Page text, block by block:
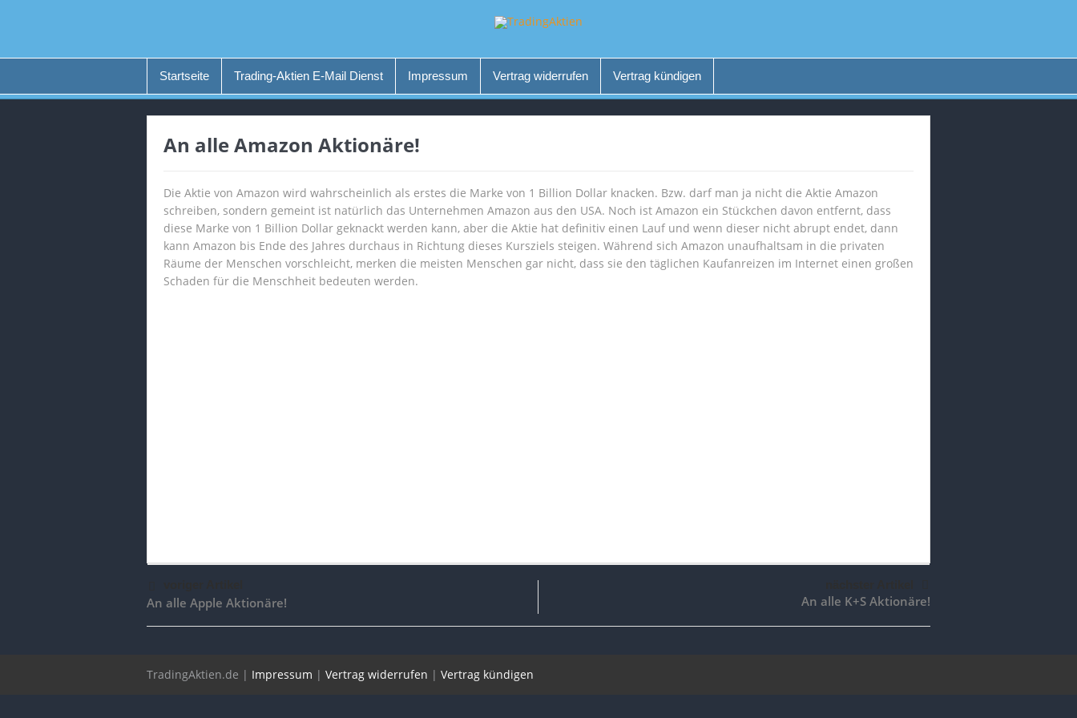
Startseite Trading-Aktien E-Mail Dienst Impressum Vertrag widerrufen Vertrag kündigen
An alle Amazon Aktionäre!
Die Aktie von Amazon wird wahrscheinlich als erstes die Marke von 1 Billion Dollar knacken. Bzw. darf man ja nicht die Aktie Amazon
schreiben, sondern gemeint ist natürlich das Unternehmen Amazon aus den USA. Noch ist Amazon ein Stückchen davon entfernt, dass
diese Marke von 1 Billion Dollar geknackt werden kann, aber die Aktie hat definitiv einen Lauf und wenn dieser nicht abrupt endet, dann
kann Amazon bis Ende des Jahres durchaus in Richtung dieses Kursziels steigen. Während sich Amazon unaufhaltsam in die privaten
Räume der Menschen vorschleicht, merken die meisten Menschen gar nicht, dass sie den täglichen Kaufanreizen im Internet einen großen
Schaden für die Menschheit bedeuten werden.
An alle Apple Aktionäre! An alle K+S Aktionäre!
TradingAktien.de | Impressum | Vertrag widerrufen | Vertrag kündigen